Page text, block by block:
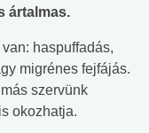
ártalmas.
haspuffadás,
migrénes fejfájás.
szervünk
okozhatja.